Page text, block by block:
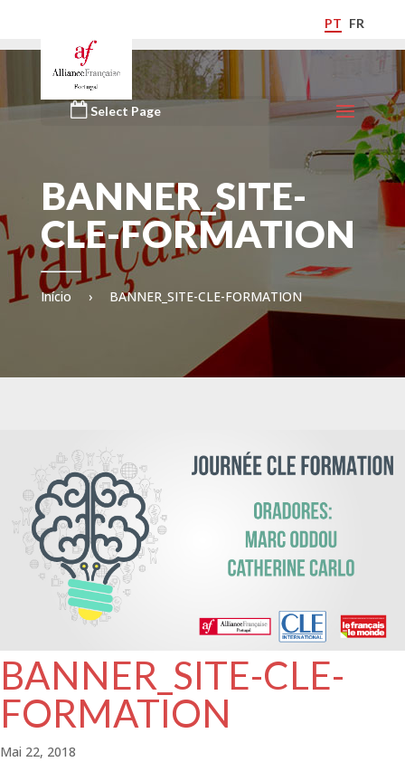
PT FR
Select Page
BANNER_SITE-
CLE-FORMATION
Início › BANNER_SITE-CLE-FORMATION
BANNER_SITE-CLE-
FORMATION
Mai 22, 2018